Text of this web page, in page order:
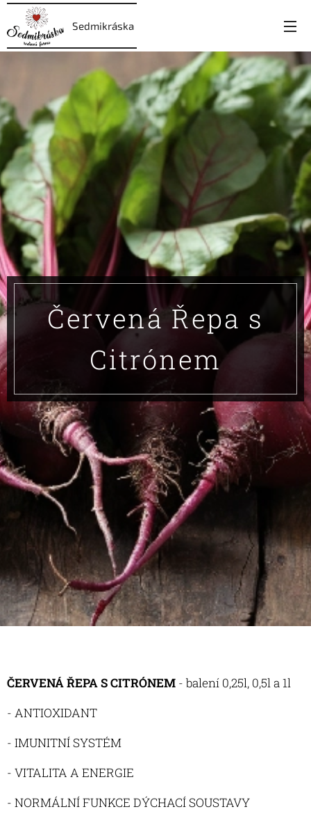
Sedmikráska
Červená Řepa s
Citrónem
ČERVENÁ ŘEPA S CITRÓNEM - balení 0,25l, 0,5l a 1l
- ANTIOXIDANT
- IMUNITNÍ SYSTÉM
- VITALITA A ENERGIE
- NORMÁLNÍ FUNKCE DÝCHACÍ SOUSTAVY